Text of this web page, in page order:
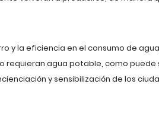
y la eficiencia en el consumo de
requieran agua potable, como puede
y sensibilización de los